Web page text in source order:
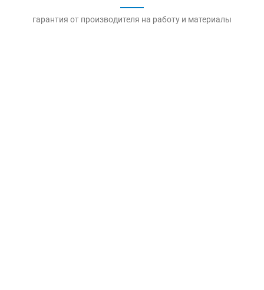
гарантия от производителя на работу и материалы